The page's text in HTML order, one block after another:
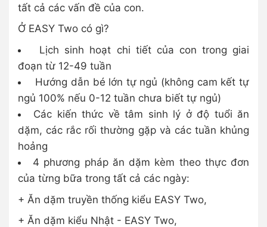
tất cả các vấn đề của con.
Ở EASY Two có gì?
Lịch sinh hoạt chi tiết của con trong giai
đoạn từ 12-49 tuần
Hướng dẫn bé lớn tự ngủ (không cam kết tự
ngủ 100% nếu 0-12 tuần chưa biết tự ngủ)
Các kiến thức về tâm sinh lý ở độ tuổi ăn
dặm, các rắc rối thường gặp và các tuần khủng
hoảng
4 phương pháp ăn dặm kèm theo thực đơn
của từng bữa trong tất cả các ngày:
+ Ăn dặm truyền thống kiểu EASY Two,
+ Ăn dặm kiểu Nhật - EASY Two,